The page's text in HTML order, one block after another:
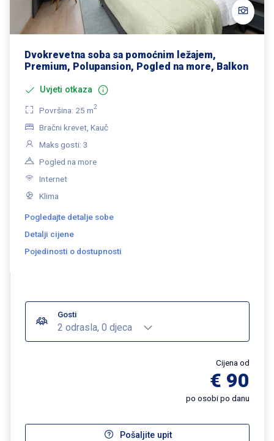
Dvokrevetna soba sa pomoćnim ležajem,
Premium, Polupansion, Pogled na more, Balkon
Uvjeti otkaza
Površina: 25 m2
Bračni krevet, Kauč
Maks gosti: 3
Pogled na more
Internet
Klima
Pogledajte detalje sobe
Detalji cijene
Pojedinosti o dostupnosti
Gosti
2 odrasla, 0 djeca
Cijena od
€ 90
po osobi po danu
Pošaljite upit